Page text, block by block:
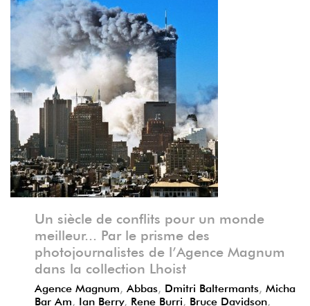
Un siècle de conflits pour un monde
meilleur... Par le prisme des
photojournalistes de l’Agence Magnum
dans la collection Lhoist
Agence Magnum Abbas Dmitri Baltermants Micha
Bar Am Ian Berry, Rene Burri Bruce Davidson